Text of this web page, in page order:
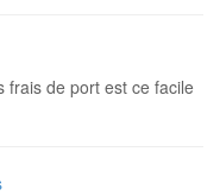
frais de port est ce facile